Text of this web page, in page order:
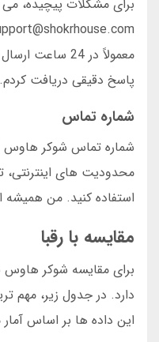
برای مشکلات پیچیده، می
معمولاً در 24
پاسخ دقیقی دریافت کردم.
شماره تماس
شماره تماس شوکر هاوس
محدودیت های
استفاده کنید. من همیشه
مقایسه با رقبا
برای مقایسه شوکر هاوس
دارد. در جدول زیر، مهم
این داده ها بر اساس آمار مارس